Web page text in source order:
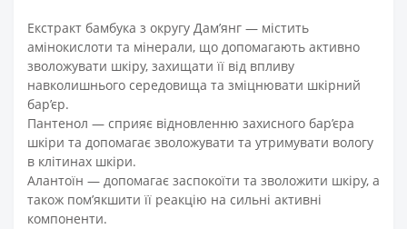
Екстракт бамбука з округу Дам’янг — містить
амінокислоти та мінерали, що допомагають активно
зволожувати шкіру, захищати її від впливу
навколишнього середовища та зміцнювати шкірний
бар’єр.
Пантенол — сприяє відновленню захисного бар’єра
шкіри та допомагає зволожувати та утримувати вологу
в клітинах шкіри.
Алантоїн — допомагає заспокоїти та зволожити шкіру, а
також пом’якшити її реакцію на сильні активні
компоненти.